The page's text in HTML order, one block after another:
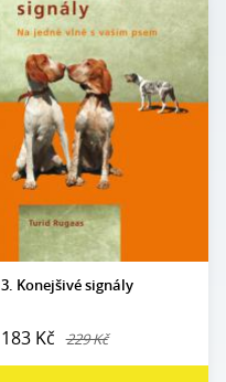
3. Konejšivé signály
183 Kč 229 Kč
Autor:
Turid Rugaas
Počet
stran:
100
Formát:
A5
Vazba:
V8 (pevná)
Obrazová
část:
Černobílé a barevné
fotografie
Datum
vydání:
1. 10. 2024